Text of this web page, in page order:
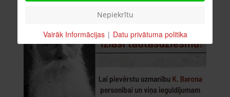
Nepiekrītu
Vairāk Informācijas | Datu privātuma politika